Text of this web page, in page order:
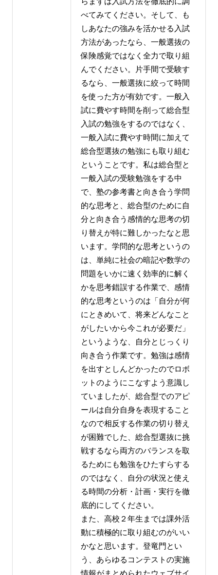
べてみてください。そして、も
しあなたの強みを活かせる入試
方法があったなら、一般選抜の
保険感覚ではなく全力で取り組
んでください。片手間で受験す
るなら、一般選抜に絞って時間
を使った方が有効です。一般入
試に費やす時間を削って総合型
入試の勉強をするのではなく、
一般入試に費やす時間に加えて
総合型選抜の勉強にも取り組む
ということです。私は総合型と
一般入試の受験勉強をする中
で、塾の参考書と向き合う学問
的な思考と、総合型のために自
分と向き合う感情的な思考の切
り替えが特に難しかったなと思
います。学問的な思考というの
は、単純に社会の暗記や数学の
問題をいかに速く効率的に解く
かを思考錯誤する作業で、感情
的な思考というのは「自分が何
にときめいて、将来どんなこと
がしたいから今これが必要だ」
というような、自分とじっくり
向き合う作業です。勉強は感情
を出すとしんどかったのでロボ
ットのようにこなすよう意識し
ていましたが、総合型でのアピ
ールは自分自身を表現すること
なので相反する作業の切り替え
が困難でした、総合型選抜に挑
戦するなら両方のバランスを取
るためにも勉強をひたすらする
のではなく、自分の状況と使え
る時間の分析・計画・実行を徹
底的にしてください。
また、高校２年生までは課外活
動に積極的に取り組むのがいい
かなと思います。登竜門とい
う、あらゆるコンテストの実施
情報がまとめられたウェブサイ